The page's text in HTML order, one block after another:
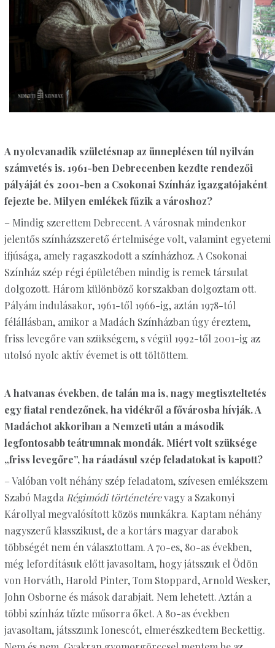
A nyolcvanadik születésnap az ünneplésen túl nyilván
számvetés is. 1961-ben Debrecenben kezdte rendezői
pályáját és 2001-ben a Csokonai Színház igazgatójaként
fejezte be. Milyen emlékek fűzik a városhoz?
– Mindig szerettem Debrecent. A városnak mindenkor
jelentős színházszerető értelmisége volt, valamint egyetemi
ifjúsága, amely ragaszkodott a színházhoz. A Csokonai
Színház szép régi épületében mindig is remek társulat
dolgozott. Három különböző korszakban dolgoztam ott.
Pályám indulásakor, 1961-től 1966-ig, aztán 1978-tól
félállásban, amikor a Madách Színházban úgy éreztem,
friss levegőre van szükségem, s végül 1992-től 2001-ig az
utolsó nyolc aktív évemet is ott töltöttem.
A hatvanas években, de talán ma is, nagy megtiszteltetés
egy fiatal rendezőnek, ha vidékről a fővárosba hívják. A
Madáchot akkoriban a Nemzeti után a második
legfontosabb teátrumnak mondák. Miért volt szüksége
„friss levegőre”, ha ráadásul szép feladatokat is kapott?
– Valóban volt néhány szép feladatom, szívesen emlékszem
Szabó Magda Régimódi történetérevagy a Szakonyi
Károllyal megvalósított közös munkákra. Kaptam néhány
nagyszerű klasszikust, de a kortárs magyar darabok
többségét nem én választottam. A 70-es, 80-as években,
még lefordításuk előtt javasoltam, hogy játsszuk el Ödön
von Horváth, Harold Pinter, Tom Stoppard, Arnold Wesker,
John Osborne és mások darabjait. Nem lehetett. Aztán a
többi színház tűzte műsorra őket. A 80-as években
javasoltam, játsszunk Ionescót, elmerészkedtem Beckettig.